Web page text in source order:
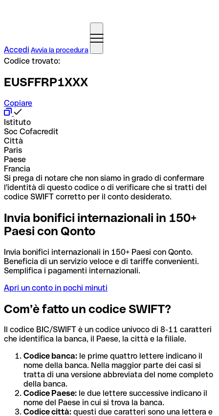
Accedi Avvia la procedura
Codice trovato:
EUSFFRP1XXX
Copiare
Istituto
Soc Cofacredit
Città
Paris
Paese
Francia
Si prega di notare che non siamo in grado di confermare
l'identità di questo codice o di verificare che si tratti del
codice SWIFT corretto per il conto desiderato.
Invia bonifici internazionali in 150+
Paesi con Qonto
Invia bonifici internazionali in 150+ Paesi con Qonto.
Beneficia di un servizio veloce e di tariffe convenienti.
Semplifica i pagamenti internazionali.
Apri un conto in pochi minuti
Com’è fatto un codice SWIFT?
Il codice BIC/SWIFT è un codice univoco di 8-11 caratteri
che identifica la banca, il Paese, la città e la filiale.
Codice banca: le prime quattro lettere indicano il
nome della banca. Nella maggior parte dei casi si
tratta di una versione abbreviata del nome completo
della banca.
Codice Paese: le due lettere successive indicano il
nome del Paese in cui si trova la banca.
Codice città: questi due caratteri sono una lettera e